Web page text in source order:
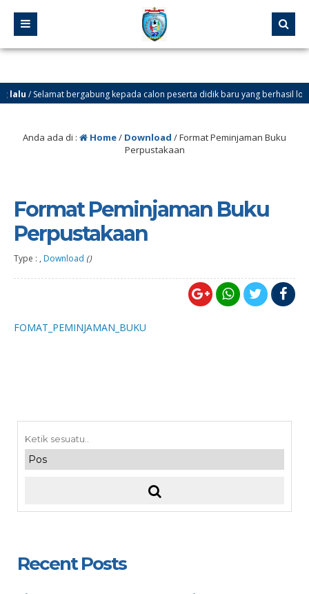
/ Selamat bergabung kepada calon peserta didik baru yang berhasil lolos
Anda ada di : Home/ Download /Format Peminjaman Buku
Perpustakaan
Format Peminjaman Buku
Perpustakaan
Type : , Download ()
FOMAT_PEMINJAMAN_BUKU
Recent Posts